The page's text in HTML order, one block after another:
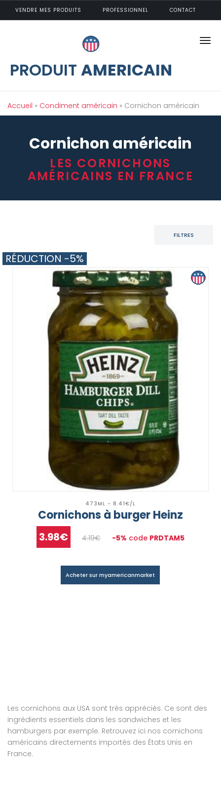
Aller au contenu principal
VENDRE MES PRODUITS PROFESSIONNEL CONTACT
PRODUIT AMERICAIN
Vous êtes ici
Accueil » Condiment américain » Cornichon américain
Cornichon américain
LES CORNICHONS
AMÉRICAINS EN FRANCE
FILTRES
473ML - 8.41€/L
Cornichons à burger Heinz
3.98€ 4.19€ -5% code PRDTAM5
RÉDUCTION -5%
Acheter sur myamericanmarket
Les cornichons aux USA sont très appréciés. Ce sont des
ingrédients essentiels dans les sandwiches et les
hamburgers par exemple. Retrouvez ici nos cornichons
américains directements importés des États Unis en
France.